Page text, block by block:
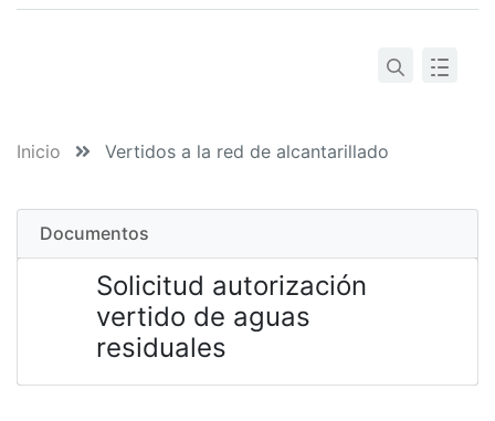
Inicio Vertidos a la red de alcantarillado
Documentos
Solicitud autorización
vertido de aguas
residuales